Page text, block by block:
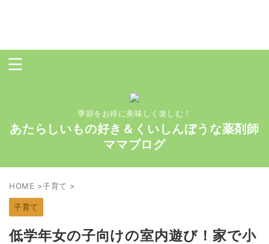
季節をお得に美味しく楽しむ！
あたらしいもの好き＆くいしんぼうな薬剤師
ママブログ
HOME >子育て >
子育て
低学年女の子向けの室内遊び！家で小